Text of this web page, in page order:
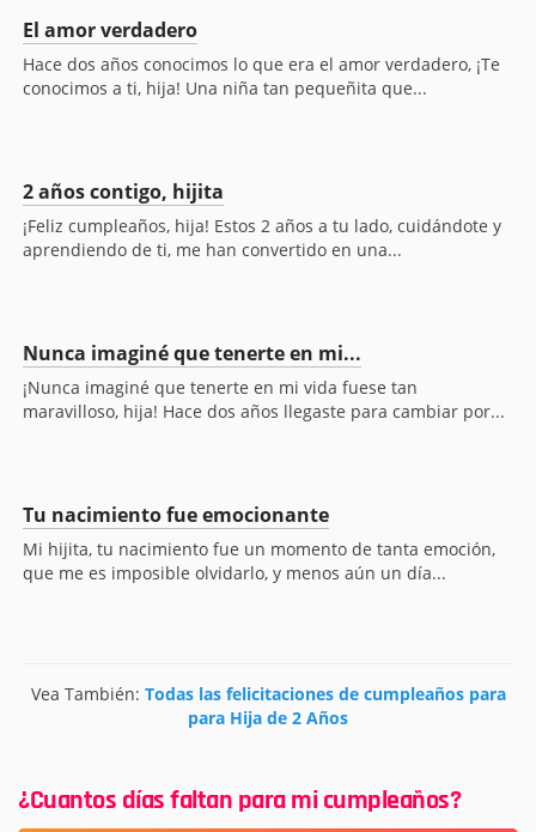
El amor verdadero
Hace dos años conocimos lo que era el amor verdadero, ¡Te
conocimos a ti, hija! Una niña tan pequeñita que...
2 años contigo, hijita
¡Feliz cumpleaños, hija! Estos 2 años a tu lado, cuidándote y
aprendiendo de ti, me han convertido en una...
Nunca imaginé que tenerte en mi...
¡Nunca imaginé que tenerte en mi vida fuese tan
maravilloso, hija! Hace dos años llegaste para cambiar por...
Tu nacimiento fue emocionante
Mi hijita, tu nacimiento fue un momento de tanta emoción,
que me es imposible olvidarlo, y menos aún un día...
Vea También: Todas las felicitaciones de cumpleaños para
para Hija de 2 Años
¿Cuantos días faltan para mi cumpleaños?